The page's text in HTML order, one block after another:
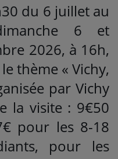
du 6 juillet au
6 et
2026, à 16h,
thème « Vichy,
par Vichy
la visite : 9€50
pour les 8-18
pour les